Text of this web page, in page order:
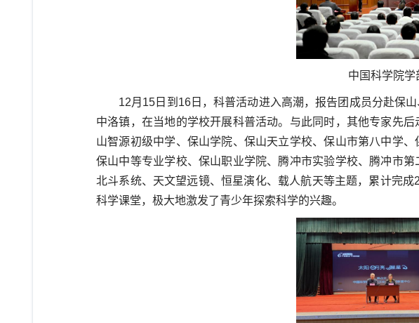
中国科学院
12月 15 日到16日，科普活动进入高潮，报告团成员分赴保
中洛镇，在当地的学校开展科普活动。与此同时，其他专家先
山智源初级中学、 保山学院、保山天立学校、保山市第八中学、
保山中等专业学校、保山职业学院、 腾冲市实验学校、腾冲市第
北斗系统、天文望远镜、恒星演化、载人航天等主题，累计完成
科学课堂，极大地激发了青少年探索科学的兴趣。